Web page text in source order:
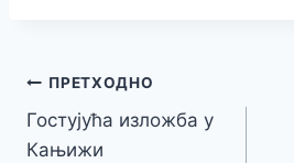
Кретање
чланка
ПРЕТХОДНО
Гостујућа изложба у
Кањижи